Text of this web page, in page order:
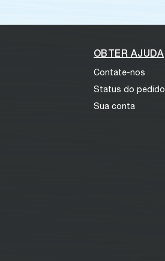
OBTER AJUDA
Contate-nos
Status do pedido
Sua conta